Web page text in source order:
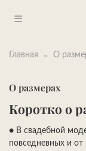
Главная О
О размерах
Коротко о
● В свадебной
повседневных и